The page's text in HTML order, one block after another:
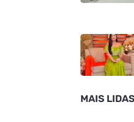
MAIS LIDAS